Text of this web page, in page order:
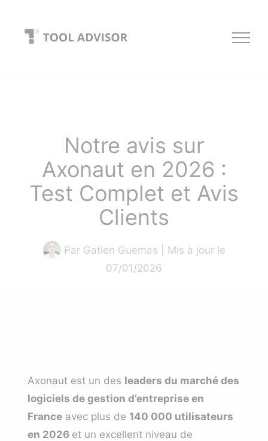
content
Notre avis sur
Axonaut en 2026 :
Test Complet et Avis
Clients
Par Gatien Guemas | Mis à jour le
07/01/2026
Axonaut est un des leaders du marché des
logiciels de gestion d’entreprise en
France avec plus de 140 000 utilisateurs
en 2026 et un excellent niveau de